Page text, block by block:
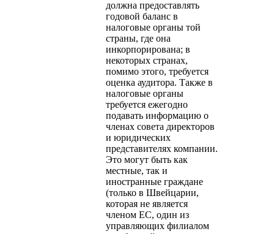
должна предоставлять
годовой баланс в
налоговые органы той
страны, где она
инкорпорирована; в
некоторых странах,
помимо этого, требуется
оценка аудитора. Также в
налоговые органы
требуется ежегодно
подавать информацию о
членах совета директоров
и юридических
представителях компании.
Это могут быть как
местные, так и
иностранные граждане
(только в Швейцарии,
которая не является
членом ЕС, один из
управляющих филиалом